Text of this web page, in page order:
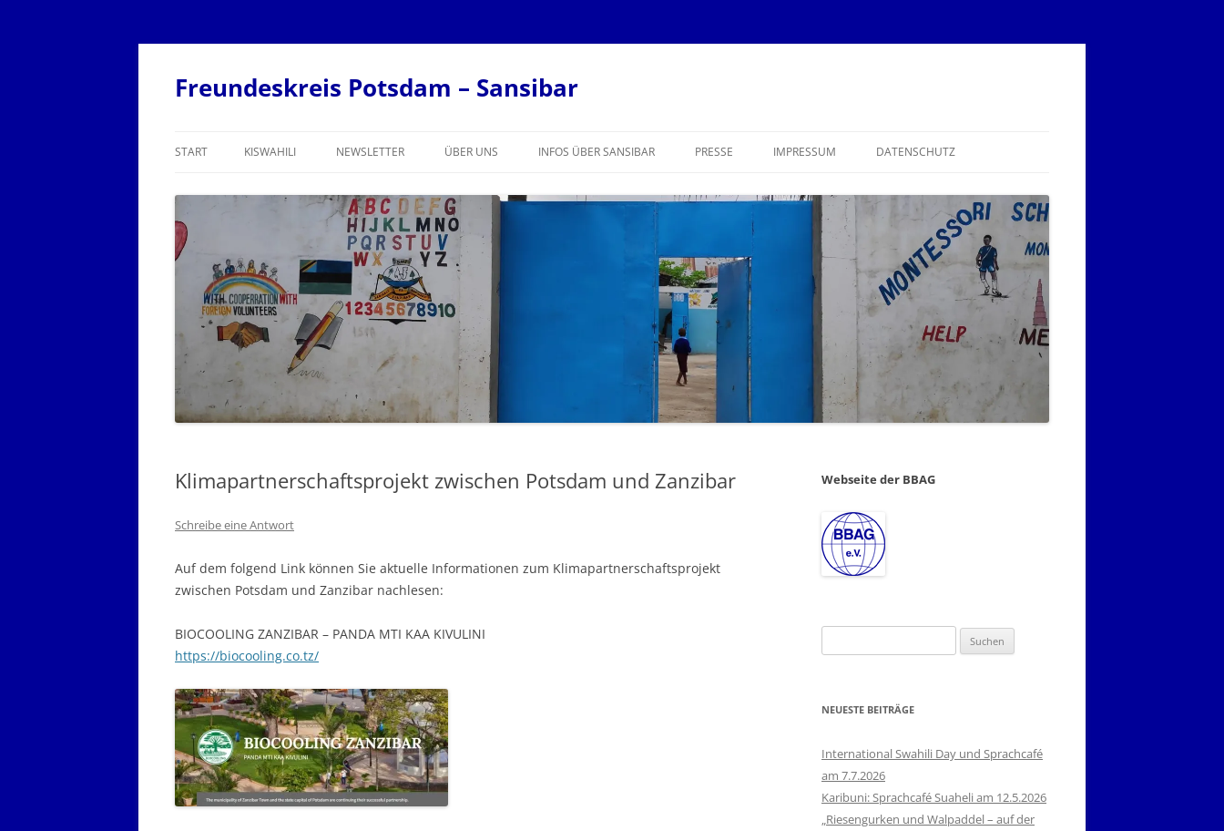
Zum
Freundeskreis Potsdam – Sansibar
START KISWAHILI NEWSLETTER ÜBER UNS INFOS ÜBER SANSIBAR PRESSE IMPRESSUM DATENSCHUTZ
Klimapartnerschaftsprojekt zwischen Potsdam und Zanzibar
Schreibe eine Antwort
Auf dem folgend Link können Sie aktuelle Informationen zum Klimapartnerschaftsprojekt
zwischen Potsdam und Zanzibar nachlesen:
BIOCOOLING ZANZIBAR – PANDA MTI KAA KIVULINI
https://biocooling.co.tz/
Webseite der BBAG
nach:
NEUESTE BEITRÄGE
International Swahili Day und Sprachcafé
am 7.7.2026
Karibuni: Sprachcafé Suaheli am 12.5.2026
„Riesengurken und Walpaddel – auf der